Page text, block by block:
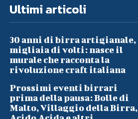
Ultimi articoli
30 anni di birra artigianale,
migliaia di volti: nasce il
murale che racconta la
rivoluzione craft italiana
Prossimi eventi birrari
prima della pausa: Bolle di
Malto, Villaggio della Birra,